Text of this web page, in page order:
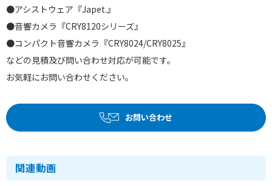
●アシストウェア『Japet.』
●音響カメラ『CRY8120シリーズ』
●コンパクト音響カメラ『CRY8024/CRY8025』
などの見積及び問い合わせ対応が可能です。
お気軽にお問い合わせください。
お問い合わせ
関連動画